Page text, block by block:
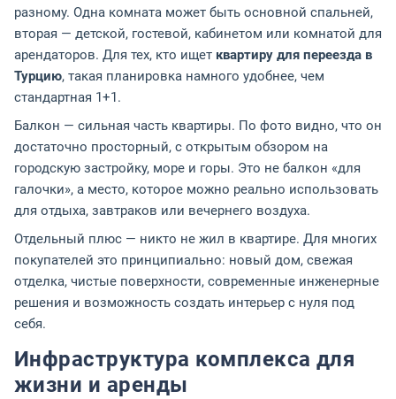
разному. Одна комната может быть основной спальней,
вторая — детской, гостевой, кабинетом или комнатой для
арендаторов. Для тех, кто ищет квартиру для переезда в
Турцию, такая планировка намного удобнее, чем
стандартная 1+1.
Балкон — сильная часть квартиры. По фото видно, что он
достаточно просторный, с открытым обзором на
городскую застройку, море и горы. Это не балкон «для
галочки», а место, которое можно реально использовать
для отдыха, завтраков или вечернего воздуха.
Отдельный плюс — никто не жил в квартире. Для многих
покупателей это принципиально: новый дом, свежая
отделка, чистые поверхности, современные инженерные
решения и возможность создать интерьер с нуля под
себя.
Инфраструктура комплекса для
жизни и аренды